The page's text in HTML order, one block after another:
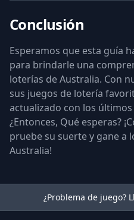
Conclusión
Esperamos que esta guía
para brindarle una
loterías de Australia. Con
sus juegos de lotería
actualizado con los
¿Entonces, Qué esperas?
pruebe su suerte y gane a
Australia!
¿Problema de juego?